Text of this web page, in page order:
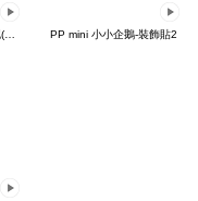
法鬥皮古-說好的減肥呢(第15彈) PP mini 小小企鵝-裝飾貼2